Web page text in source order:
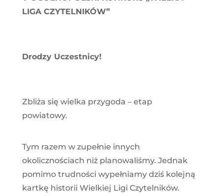
LIGA CZYTELNIKÓW”
Drodzy Uczestnicy!
Zbliża się wielka przygoda – etap
powiatowy.
Tym razem w zupełnie innych
okolicznościach niż planowaliśmy. Jednak
pomimo trudności wypełniamy dziś kolejną
kartkę historii Wielkiej Ligi Czytelników.